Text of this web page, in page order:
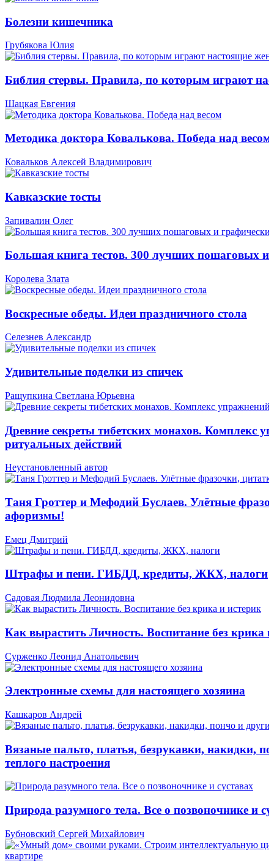
Болезни кишечника
Грубякова Юлия
Библия стервы. Правила, по которым играют
Шацкая Евгения
Методика доктора Ковалькова. Победа над весом
Ковальков Алексей Владимирович
Кавказские тосты
Запивалин Олег
Большая книга тестов. 300 лучших пошаговых и
Королева Злата
Воскресные обеды. Идеи праздничного стола
Селезнев Александр
Удивительные поделки из спичек
Ращупкина Светлана Юрьевна
Древние секреты тибетских монахов. Комплекс
ритуальных действий
Неустановленный автор
Таня Гроттер и Мефодий Буслаев. Улётные
афоризмы!
Емец Дмитрий
Штрафы и пени. ГИБДД, кредиты, ЖКХ, налоги
Садовая Людмила Леонидовна
Как вырастить Личность. Воспитание без крика
Сурженко Леонид Анатольевич
Электронные схемы для настоящего хозяина
Кашкаров Андрей
Вязаные пальто, платья, безрукавки, накидки,
теплого настроения
Природа разумного тела. Все о позвоночнике и
Бубновский Сергей Михайлович